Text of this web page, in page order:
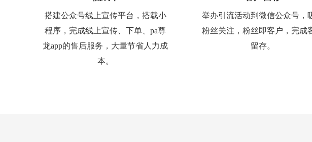
搭建公众号线上宣传平台，搭载小
程序，完成线上宣传、下单、pa尊
龙app的售后服务，大量节省人力成
本。
举办引流活动到微信公众号，
粉丝关注，粉丝即客户，完成
留存。